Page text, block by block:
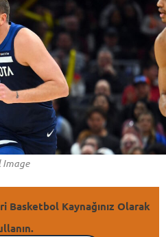
Image
Basketbol Kaynağınız Olarak